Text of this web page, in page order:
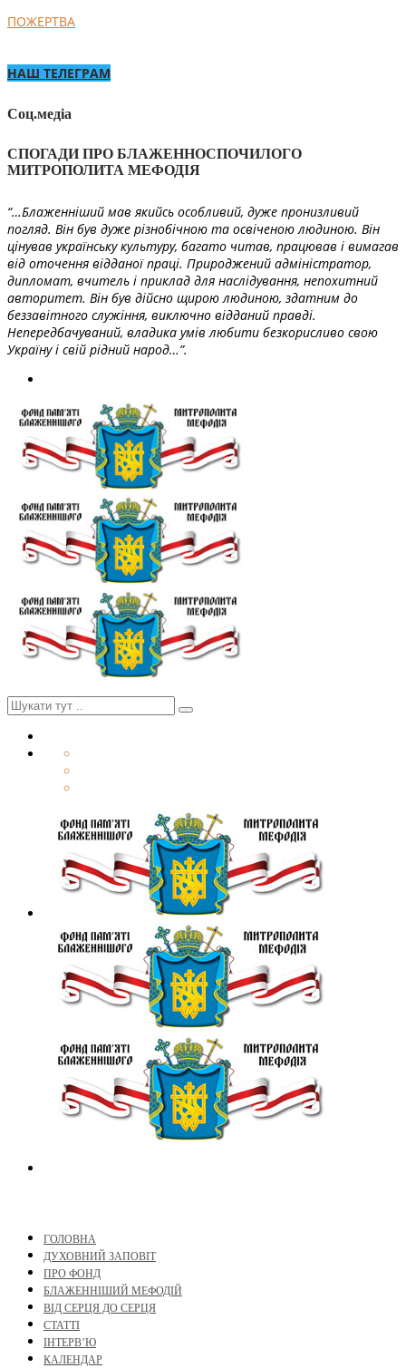
ПОЖЕРТВА
НАШ ТЕЛЕГРАМ
Соц.медіа
СПОГАДИ ПРО БЛАЖЕННОСПОЧИЛОГО
МИТРОПОЛИТА МЕФОДІЯ
“…Блаженніший мав якийсь особливий, дуже пронизливий
погляд. Він був дуже різнобічною та освіченою людиною. Він
цінував українську культуру, багато читав, працював і вимагав
від оточення відданої праці. Природжений адміністратор,
дипломат, вчитель і приклад для наслідування, непохитний
авторитет. Він був дійсно щирою людиною, здатним до
беззавітного служіння, виключно відданий правді.
Непередбачуваний, владика умів любити безкорисливо свою
Україну і свій рідний народ…”.
ГОЛОВНА
ДУХОВНИЙ ЗАПОВІТ
ПРО ФОНД
БЛАЖЕННІШИЙ МЕФОДІЙ
ВІД СЕРЦЯ ДО СЕРЦЯ
СТАТТІ
ІНТЕРВ’Ю
КАЛЕНДАР